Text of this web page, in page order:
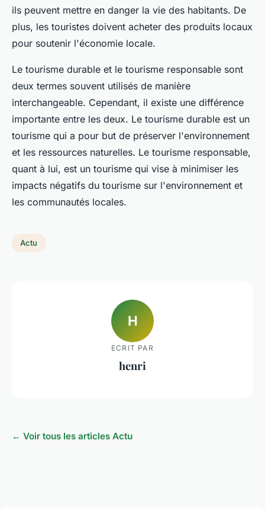
ils peuvent mettre en danger la vie des habitants. De
plus, les touristes doivent acheter des produits locaux
pour soutenir l'économie locale.
Le tourisme durable et le tourisme responsable sont
deux termes souvent utilisés de manière
interchangeable. Cependant, il existe une différence
importante entre les deux. Le tourisme durable est un
tourisme qui a pour but de préserver l'environnement
et les ressources naturelles. Le tourisme responsable,
quant à lui, est un tourisme qui vise à minimiser les
impacts négatifs du tourisme sur l'environnement et
les communautés locales.
Actu
H
ECRIT PAR
henri
← Voir tous les articles Actu